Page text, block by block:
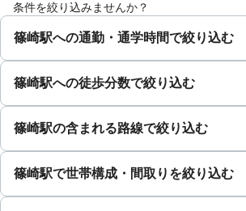
条件を絞り込みませんか？
篠崎駅への通勤・通学時間で絞り込む
篠崎駅への徒歩分数で絞り込む
篠崎駅の含まれる路線で絞り込む
篠崎駅で世帯構成・間取りを絞り込む